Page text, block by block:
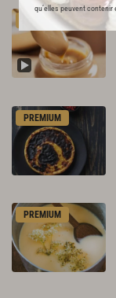
qu’elles peuvent
PREMIUM
PREMIUM
PREMIUM